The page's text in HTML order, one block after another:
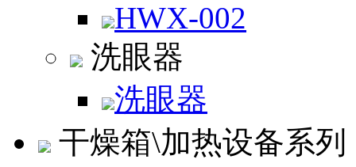
HWX-002
洗眼器
洗眼器
干燥箱\加热设备系列